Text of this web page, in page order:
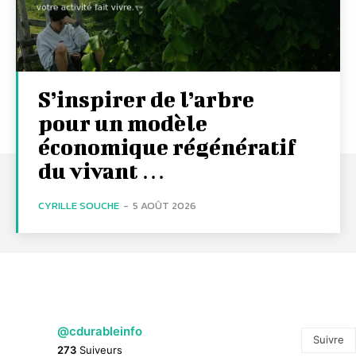
S’inspirer de l’arbre
pour un modèle
économique régénératif
du vivant …
CYRILLE SOUCHE - 5 AOÛT 2026
@cdurableinfo
273 Suiveurs
Suivre